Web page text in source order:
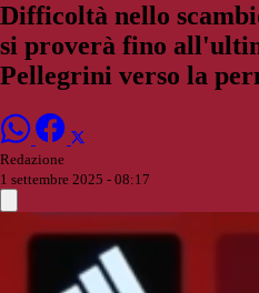
Difficoltà nello
si proverà fino
Pellegrini verso la
Redazione
1 settembre 2025 - 08:17